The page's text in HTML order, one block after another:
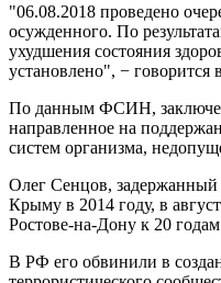
"06.08.2018 проведено
осужденного. По
ухудшения состояния
установлено", − говорится
По данным ФСИН,
направленное на
систем организма,
Олег Сенцов, задержанный
Крыму в 2014 году, в
Ростове-на-Дону к 20
В РФ его обвинили в